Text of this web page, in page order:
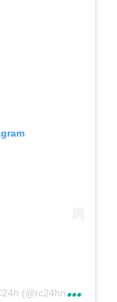
U
m post compartilhado por Portal RC24h (@rc24hnoticias)